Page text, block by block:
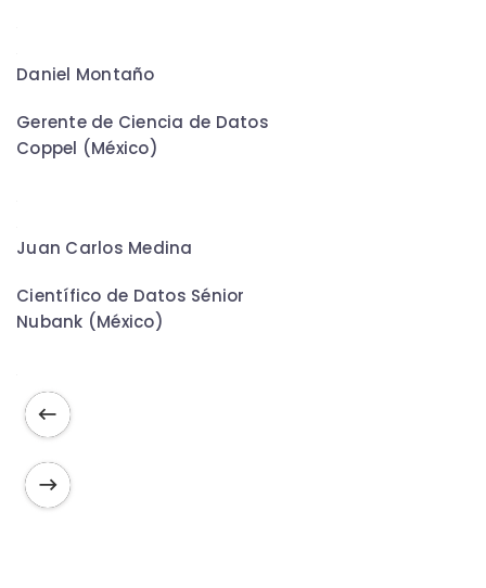
Daniel Montaño
Gerente de Ciencia de Datos
Coppel (México)
Juan Carlos Medina
Científico de Datos Sénior
Nubank (México)